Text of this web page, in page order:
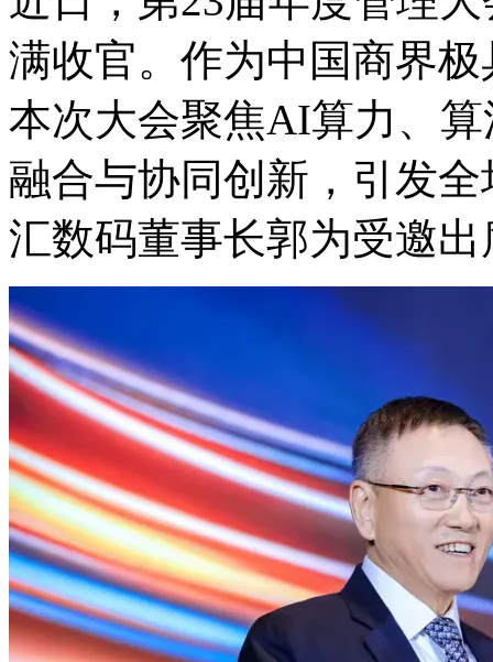
满收官。作为中国商界极
本次大会聚焦AI算力、
融合与协同创新，引
汇数码董事长郭为受邀出